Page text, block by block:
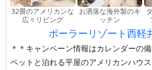
32畳のアメリカンな
広々リビング
お洒落な海外製のキ
ッチン
ポーラーリゾート西軽
＊＊キャンペーン情報はカレンダーの
ペットと泊れる平屋のアメリカンハウス